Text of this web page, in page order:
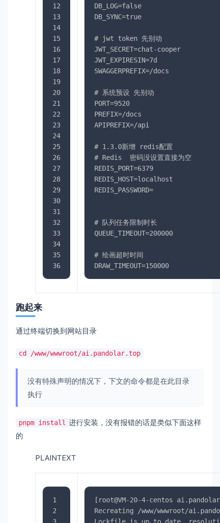
12
13
14
15
16
17
18
19
20
21
22
23
24
25
26
27
28
29
30
31
32
33
34
35
36
DB_LOG=false
DB_SYNC=true
# jwt token 先别动
JWT_SECRET=chat-cooper
JWT_EXPIRESIN=7d
SWAGGERPREFIX=/docs
# 系统预设 先别动
PORT=9520
PREFIX=/docs
APIPREFIX=/api
# 1.3.0新增 redis配置
# Redis  密码没设置直接为空
REDIS_PORT=6379
REDIS_HOST=localhost
REDIS_PASSWORD=
# 队列任务限制时长
QUEUE_TIMEOUT=200000
# 绘画超时时间
DRAW_TIMEOUT=150000
跑起来
通过终端切换到网站目录
cd /www/wwwroot/ai.pandolar.top
没有特殊声明的情况下，下文的命令都是在此目录
执行
pnpm install 进行安装，没有报错的话是类似下面这样
的
PLAINTEXT
1
2
[root@VM-20-4-centos
Recreating /www/wwwroot/